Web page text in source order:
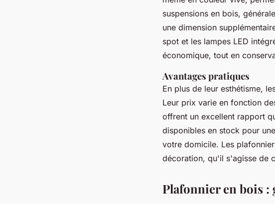
suspensions en bois,
une dimension
spot et les lampes LED
économique, tout en
Avantages pratiques
En plus de leur esthétisme,
Leur prix varie en fonction
offrent un excellent rapport
disponibles en stock pour
votre domicile. Les
décoration, qu'il s'agisse de
Plafonnier en bois